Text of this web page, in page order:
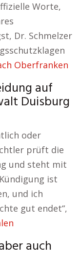
Worte,
Dr. Schmelzer
Oberfranken
auf
Duisburg
oder
prüft die
und steht mit
ist
und ich
gut endet“,
auch